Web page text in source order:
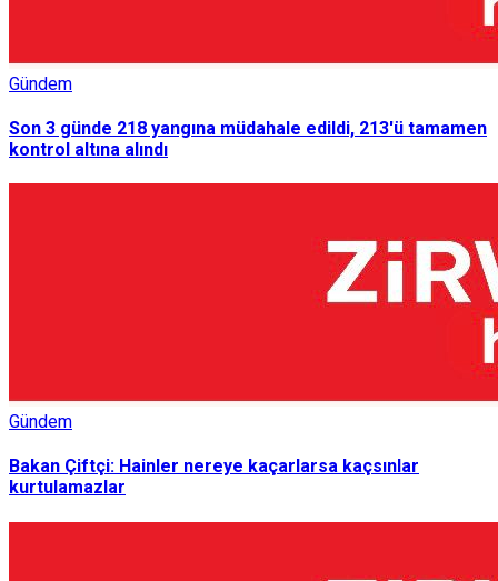
Gündem
Son 3 günde 218 yangına müdahale edildi, 213'ü tamamen
kontrol altına alındı
Gündem
Bakan Çiftçi: Hainler nereye kaçarlarsa kaçsınlar
kurtulamazlar